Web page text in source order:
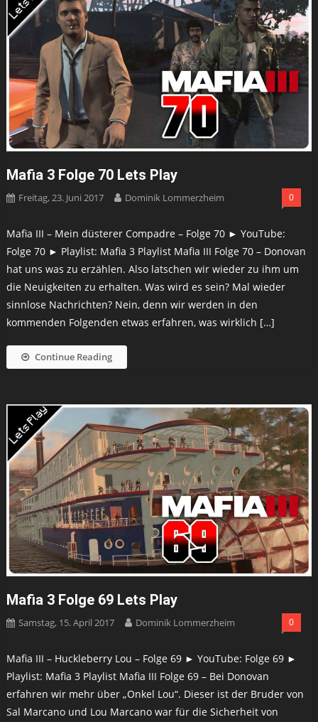
Mafia 3 Folge 70 Lets Play
Freitag, 23. Juni 2017 Dominik Lommerzheim 0
Mafia III – Mein düsterer Compadre – Folge 70 ► YouTube:
Folge 70 ► Playlist: Mafia 3 Playlist Mafia III Folge 70 – Donovan
hat uns was zu erzählen. Also latschen wir wieder zu ihm um
die Neuigkeiten zu erhalten. Was wird es sein? Mal wieder
sinnlose Nachrichten? Nein, denn wir werden in den
kommenden Folgenden etwas erfahren, was wirklich […]
Continue Reading
Mafia 3 Folge 69 Lets Play
Samstag, 15. April 2017 Dominik Lommerzheim 0
Mafia III – Huckleberry Lou – Folge 69 ► YouTube: Folge 69 ►
Playlist: Mafia 3 Playlist Mafia III Folge 69 – Bei Donovan
erfahren wir mehr über „Onkel Lou“. Dieser ist der Bruder von
Sal Marcano und Lou Marcano war für die Sicherheit von